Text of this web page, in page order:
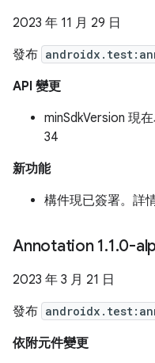
2023 年 11 月 29 日
發布
API 變更
minSdkVersion 現
34
新功能
構件現已簽署。詳
Annotation 1.1.0-
2023 年 3 月 21 日
發布
依附元件變更